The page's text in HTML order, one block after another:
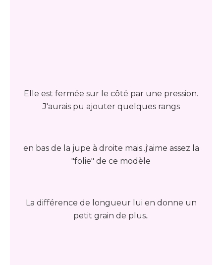
Elle est fermée sur le côté par une pression.
J'aurais pu ajouter quelques rangs
en bas de la jupe à droite mais..j'aime assez la
"folie" de ce modèle
La différence de longueur lui en donne un
petit grain de plus..